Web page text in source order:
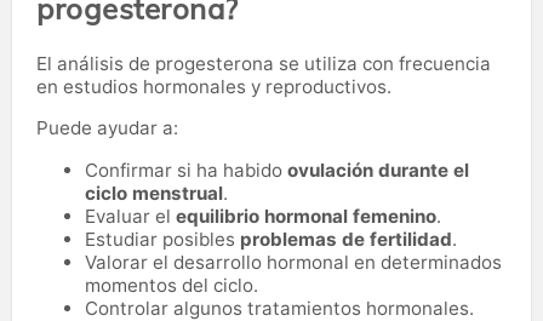
progesterona?
El análisis de progesterona se utiliza con frecuencia
en estudios hormonales y reproductivos.
Puede ayudar a:
Confirmar si ha habido ovulación durante el
ciclo menstrual.
Evaluar el equilibrio hormonal femenino.
Estudiar posibles problemas de fertilidad.
Valorar el desarrollo hormonal en determinados
momentos del ciclo.
Controlar algunos tratamientos hormonales.